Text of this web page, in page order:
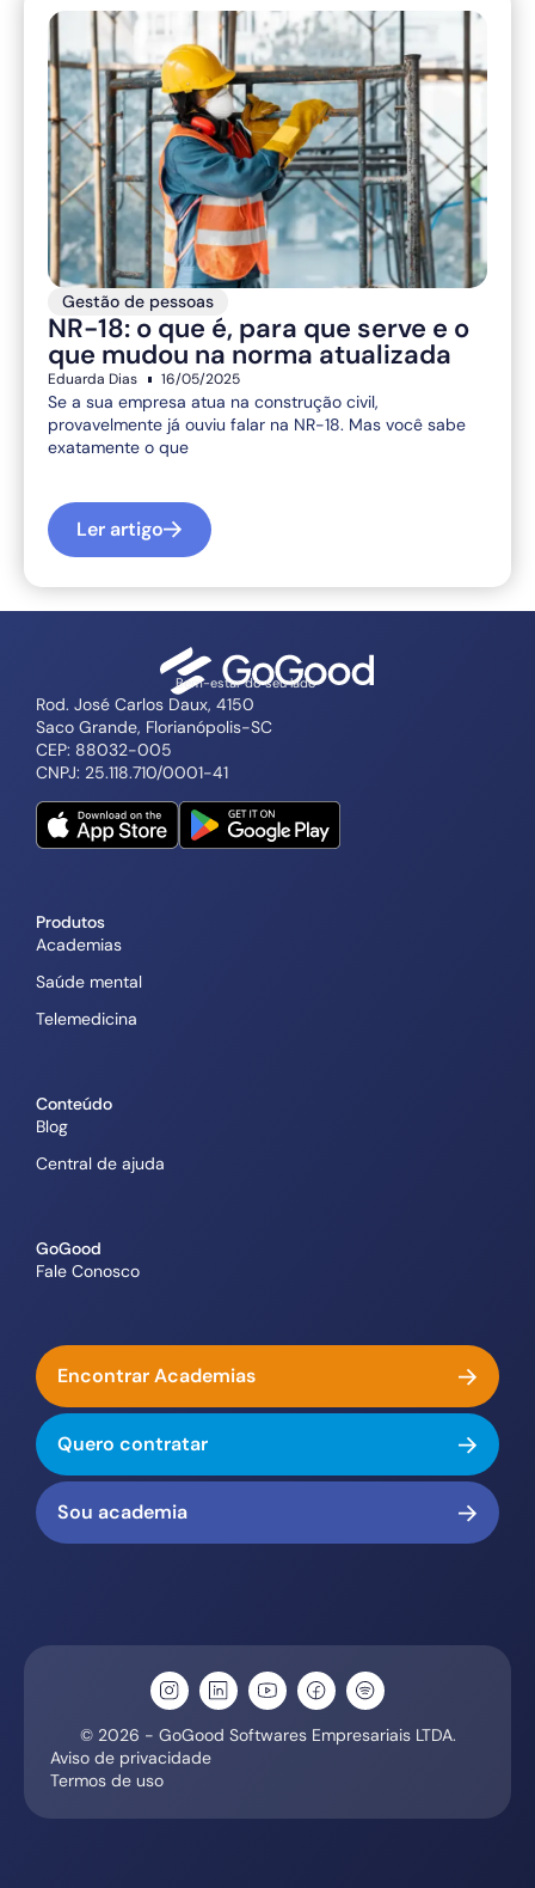
Gestão de pessoas
NR-18: o que é, para que serve e o
que mudou na norma atualizada
Eduarda Dias 16/05/2025
Se a sua empresa atua na construção civil,
provavelmente já ouviu falar na NR-18. Mas você sabe
exatamente o que
Ler artigo
Bem-estar do seu lado
Rod. José Carlos Daux, 4150
Saco Grande, Florianópolis-SC
CEP: 88032-005
CNPJ: 25.118.710/0001-41
Produtos
Academias
Saúde mental
Telemedicina
Conteúdo
Blog
Central de ajuda
GoGood
Fale Conosco
Encontrar Academias
Quero contratar
Sou academia
© 2026 - GoGood Softwares Empresariais LTDA.
Aviso de privacidade
Termos de uso